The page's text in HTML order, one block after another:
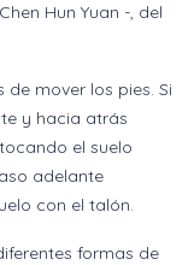
Hun Yuan -, del
mover los pies. Si
y hacia atrás
el suelo
adelante
con el talón.
formas de